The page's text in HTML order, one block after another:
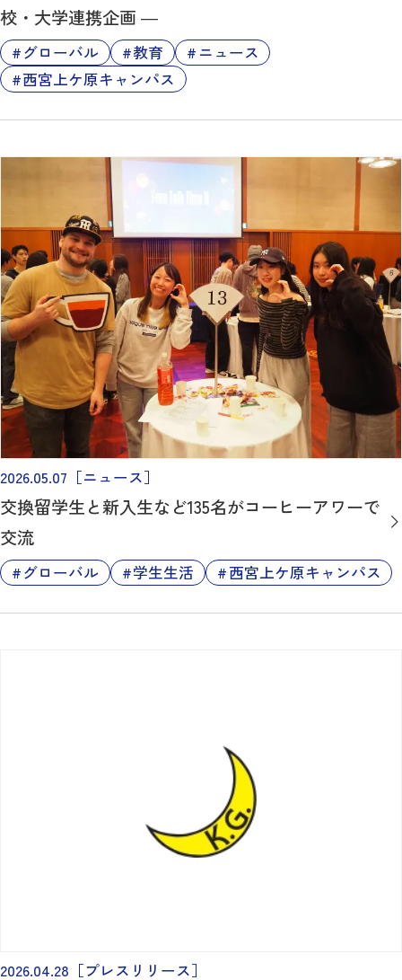
校・大学連携企画 ―
グローバル 教育
ニュース
西宮上ケ原キャンパス
2026.05.07 ［ニュース］
交換留学生と新入生など135名がコーヒーアワーで
交流
グローバル 学生生活 西宮上ケ原キャンパス
2026.04.28 ［プレスリリース］